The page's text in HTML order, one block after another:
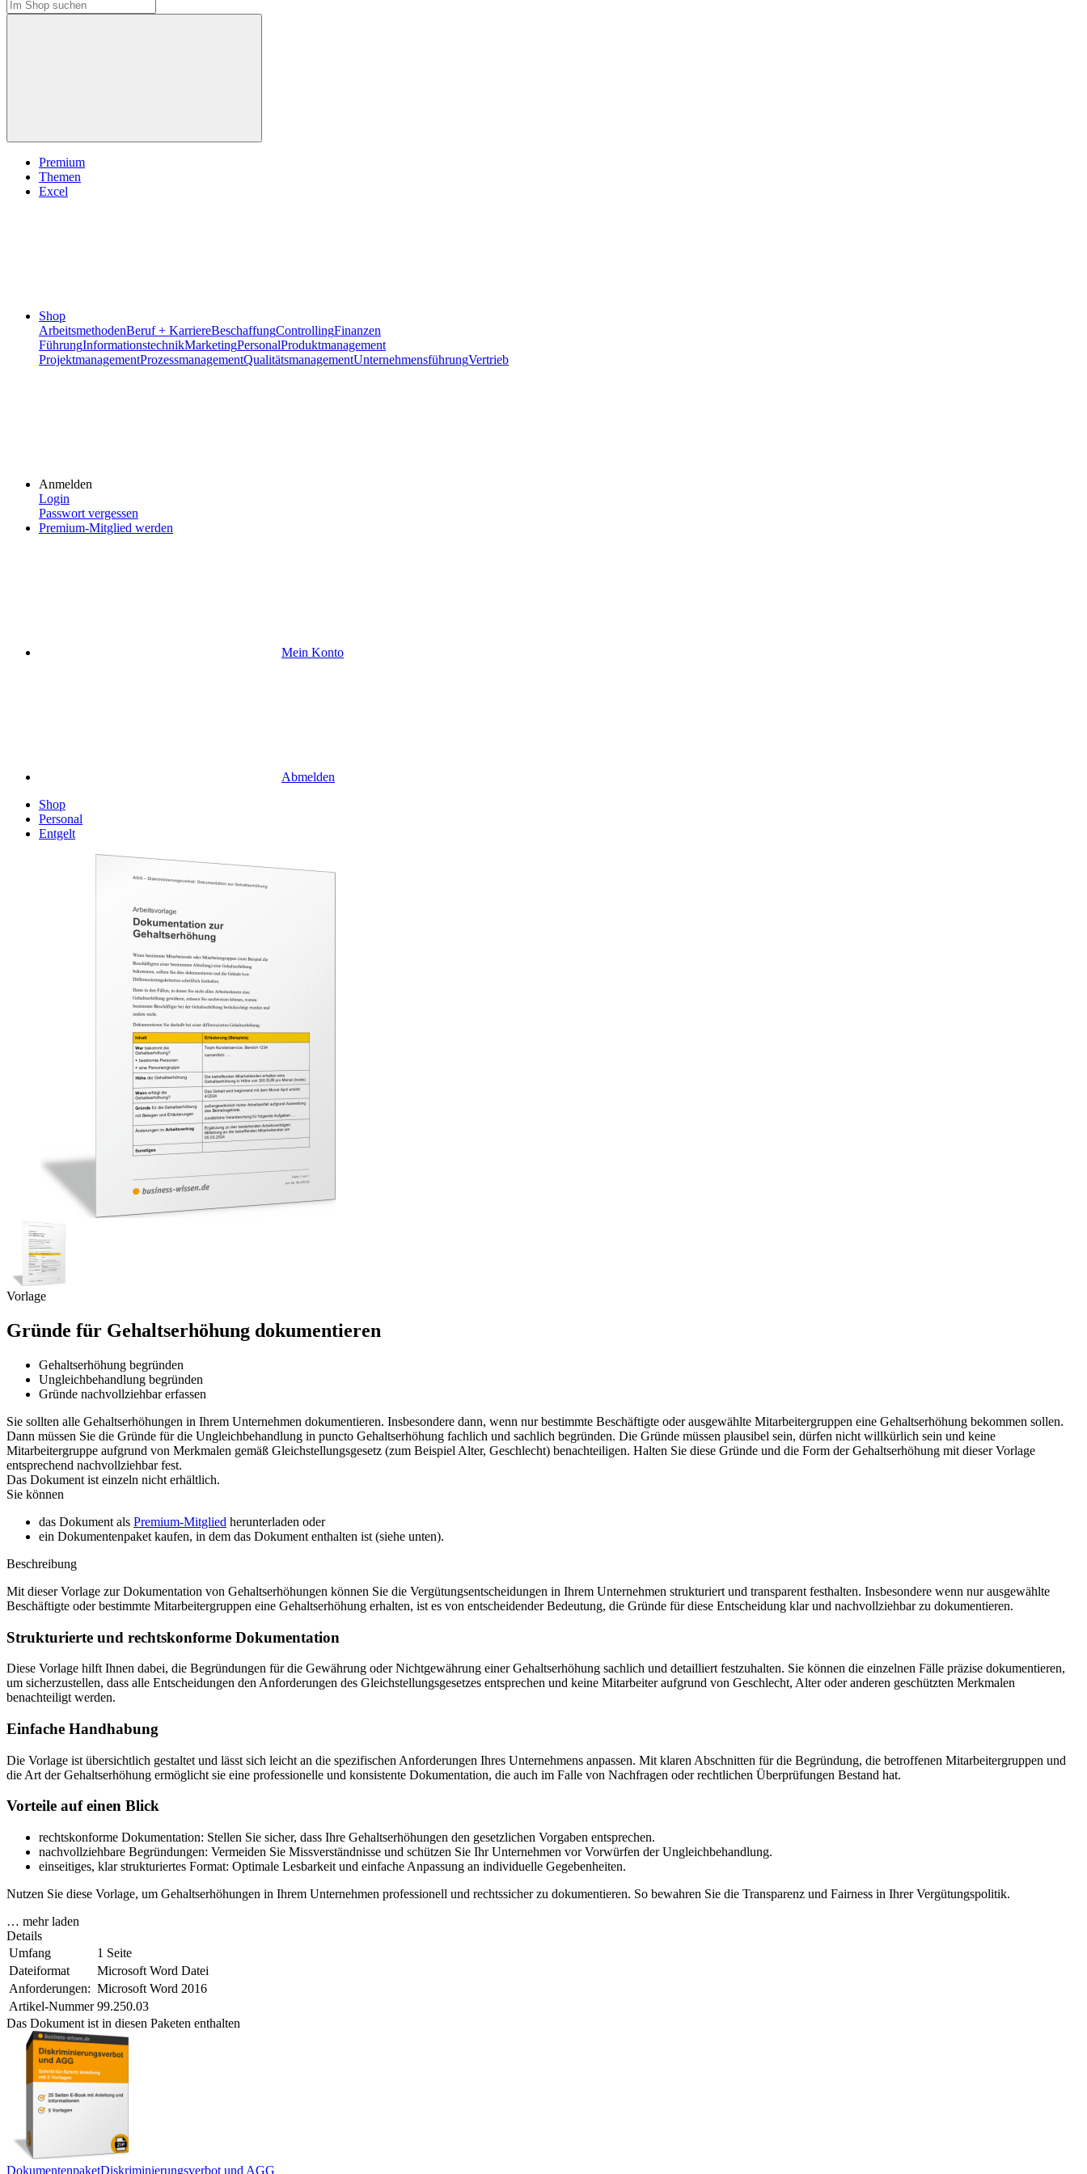
Premium
Themen
Excel
Shop
ArbeitsmethodenBeruf + KarriereBeschaffungControllingFinanzen
FührungInformationstechnikMarketingPersonalProduktmanagement
ProjektmanagementProzessmanagementQualitätsmanagementUnternehmensführungVertrieb
Anmelden
Login
Passwort vergessen
Premium-Mitglied werden
Mein Konto
Abmelden
Shop
Personal
Entgelt
Vorlage
Gründe für Gehaltserhöhung dokumentieren
Gehaltserhöhung begründen
Ungleichbehandlung begründen
Gründe nachvollziehbar erfassen
Sie sollten alle Gehaltserhöhungen in Ihrem Unternehmen dokumentieren. Insbesondere dann, wenn nur bestimmte Beschäftigte oder ausgewählte Mitarbeitergruppen eine Gehaltserhöhung bekommen sollen.
Dann müssen Sie die Gründe für die Ungleichbehandlung in puncto Gehaltserhöhung fachlich und sachlich begründen. Die Gründe müssen plausibel sein, dürfen nicht willkürlich sein und keine
Mitarbeitergruppe aufgrund von Merkmalen gemäß Gleichstellungsgesetz (zum Beispiel Alter, Geschlecht) benachteiligen. Halten Sie diese Gründe und die Form der Gehaltserhöhung mit dieser Vorlage
entsprechend nachvollziehbar fest.
Das Dokument ist einzeln nicht erhältlich.
Sie können
das Dokument als Premium-Mitglied herunterladen oder
ein Dokumentenpaket kaufen, in dem das Dokument enthalten ist (siehe unten).
Beschreibung
Mit dieser Vorlage zur Dokumentation von Gehaltserhöhungen können Sie die Vergütungsentscheidungen in Ihrem Unternehmen strukturiert und transparent festhalten. Insbesondere wenn nur ausgewählte
Beschäftigte oder bestimmte Mitarbeitergruppen eine Gehaltserhöhung erhalten, ist es von entscheidender Bedeutung, die Gründe für diese Entscheidung klar und nachvollziehbar zu dokumentieren.
Strukturierte und rechtskonforme Dokumentation
Diese Vorlage hilft Ihnen dabei, die Begründungen für die Gewährung oder Nichtgewährung einer Gehaltserhöhung sachlich und detailliert festzuhalten. Sie können die einzelnen Fälle präzise dokumentieren,
um sicherzustellen, dass alle Entscheidungen den Anforderungen des Gleichstellungsgesetzes entsprechen und keine Mitarbeiter aufgrund von Geschlecht, Alter oder anderen geschützten Merkmalen
benachteiligt werden.
Einfache Handhabung
Die Vorlage ist übersichtlich gestaltet und lässt sich leicht an die spezifischen Anforderungen Ihres Unternehmens anpassen. Mit klaren Abschnitten für die Begründung, die betroffenen Mitarbeitergruppen und
die Art der Gehaltserhöhung ermöglicht sie eine professionelle und konsistente Dokumentation, die auch im Falle von Nachfragen oder rechtlichen Überprüfungen Bestand hat.
Vorteile auf einen Blick
rechtskonforme Dokumentation: Stellen Sie sicher, dass Ihre Gehaltserhöhungen den gesetzlichen Vorgaben entsprechen.
nachvollziehbare Begründungen: Vermeiden Sie Missverständnisse und schützen Sie Ihr Unternehmen vor Vorwürfen der Ungleichbehandlung.
einseitiges, klar strukturiertes Format: Optimale Lesbarkeit und einfache Anpassung an individuelle Gegebenheiten.
Nutzen Sie diese Vorlage, um Gehaltserhöhungen in Ihrem Unternehmen professionell und rechtssicher zu dokumentieren. So bewahren Sie die Transparenz und Fairness in Ihrer Vergütungspolitik.
… mehr laden
Details
Umfang
1 Seite
Dateiformat
Microsoft Word Datei
Anforderungen: Microsoft Word 2016
Artikel-Nummer 99.250.03
Das Dokument ist in diesen Paketen enthalten
DokumentenpaketDiskriminierungsverbot und AGG